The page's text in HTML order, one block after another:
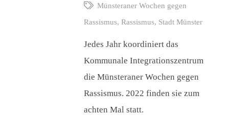
Münsteraner Wochen gegen
Rassismus,Rassismus, Stadt Münster
Jedes Jahr koordiniert das
Kommunale Integrationszentrum
die Münsteraner Wochen gegen
Rassismus. 2022 finden sie zum
achten Mal statt.